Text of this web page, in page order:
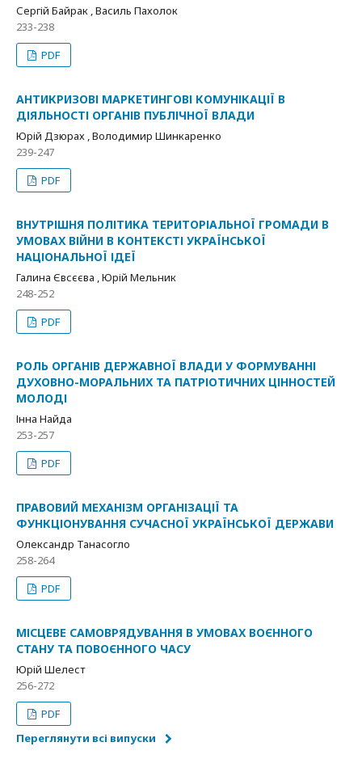
Сергій Байрак , Василь Пахолок
233-238
PDF
АНТИКРИЗОВІ МАРКЕТИНГОВІ КОМУНІКАЦІЇ В
ДІЯЛЬНОСТІ ОРГАНІВ ПУБЛІЧНОЇ ВЛАДИ
Юрій Дзюрах , Володимир Шинкаренко
239-247
PDF
ВНУТРІШНЯ ПОЛІТИКА ТЕРИТОРІАЛЬНОЇ ГРОМАДИ В
УМОВАХ ВІЙНИ В КОНТЕКСТІ УКРАЇНСЬКОЇ
НАЦІОНАЛЬНОЇ ІДЕЇ
Галина Євсєєва , Юрій Мельник
248-252
PDF
РОЛЬ ОРГАНІВ ДЕРЖАВНОЇ ВЛАДИ У ФОРМУВАННІ
ДУХОВНО-МОРАЛЬНИХ ТА ПАТРІОТИЧНИХ ЦІННОСТЕЙ
МОЛОДІ
Інна Найда
253-257
PDF
ПРАВОВИЙ МЕХАНІЗМ ОРГАНІЗАЦІЇ ТА
ФУНКЦІОНУВАННЯ СУЧАСНОЇ УКРАЇНСЬКОЇ ДЕРЖАВИ
Олександр Танасогло
258-264
PDF
МІСЦЕВЕ САМОВРЯДУВАННЯ В УМОВАХ ВОЄННОГО
СТАНУ ТА ПОВОЄННОГО ЧАСУ
Юрій Шелест
256-272
PDF
Переглянути всі випуски